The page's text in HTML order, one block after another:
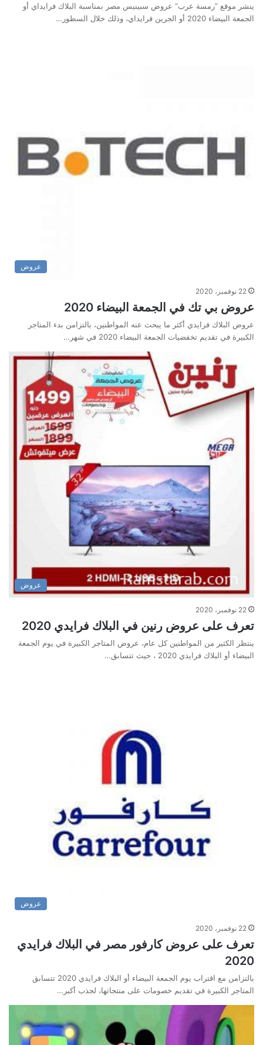
ينشر موقع ”رمسة عرب“ عروض سبينيس مصر بمناسبة البلاك فرايداي أو
الجمعة البيضاء 2020 أو الجرين فرايداي، وذلك خلال السطور…
عروض
22 نوفمبر، 2020
عروض بي تك في الجمعة البيضاء 2020
عروض البلاك فرايدي أكثر ما يبحث عنه المواطنين، بالتزامن بدء المتاجر
الكبيرة في تقديم تخفضيات الجمعة البيضاء 2020 في شهر…
عروض
22 نوفمبر، 2020
تعرف على عروض رنين في البلاك فرايدي 2020
ينتظر الكثير من المواطنين كل عام، عروض المتاجر الكبيرة في يوم الجمعة
البيضاء أو البلاك فرايدي 2020 ، حيث تتسابق…
عروض
22 نوفمبر، 2020
تعرف على عروض كارفور مصر في البلاك فرايدي
2020
بالتزامن مع اقتراب يوم الجمعة البيضاء أو البلاك فرايدي 2020 تتسابق
المتاجر الكبيرة في تقديم خصومات على منتجاتها، لجذب أكبر…